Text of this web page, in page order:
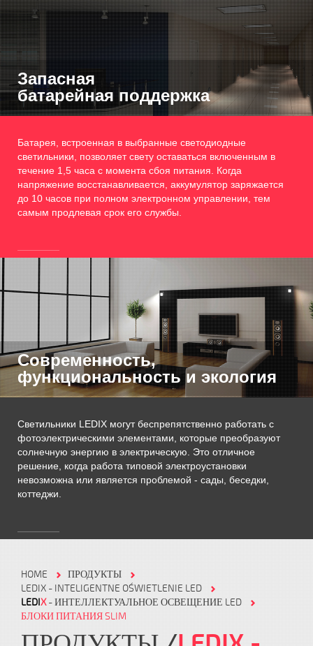
Запасная
батарейная поддержка
Батарея, встроенная в выбранные светодиодные
светильники, позволяет свету оставаться включенным в
течение 1,5 часа с момента сбоя питания. Когда
напряжение восстанавливается, аккумулятор заряжается
до 10 часов при полном электронном управлении, тем
самым продлевая срок его службы.
Современность,
функциональность и экология
Светильники LEDIX могут беспрепятственно работать с
фотоэлектрическими элементами, которые преобразуют
солнечную энергию в электрическую. Это отличное
решение, когда работа типовой электроустановки
невозможна или является проблемой - сады, беседки,
коттеджи.
HOME
ПРОДУКТЫ
LEDIX - INTELIGENTNE OŚWIETLENIE LED
LEDIX- ИНТЕЛЛЕКТУАЛЬНОЕ ОСВЕЩЕНИЕ LED
БЛОКИ ПИТАНИЯ SLIM